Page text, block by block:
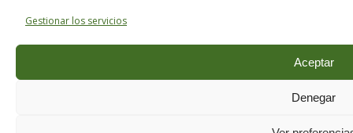
Gestionar los servicios
Aceptar
Denegar